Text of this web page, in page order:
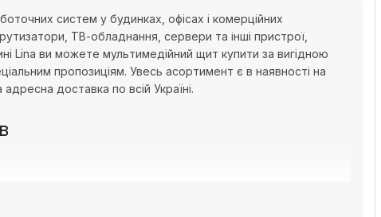
систем у будинках, офісах і комерційних
ТВ-обладнання, сервери та інші пристрої,
Lina ви можете мультимедійний щит купити за вигідною
пропозиціям. Увесь асортимент є в наявності на
доставка по всій Україні.
кабельної мережі та розміщення мережевого